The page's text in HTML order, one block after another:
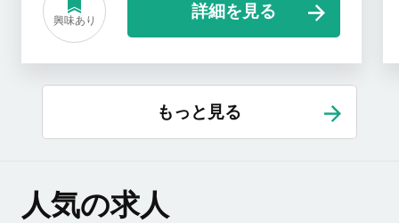
興味あり
詳細を見る
もっと見る
人気の求人